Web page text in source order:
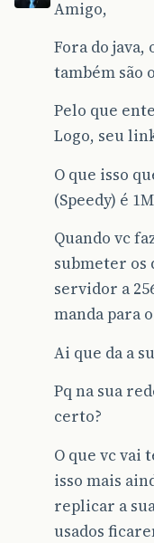
Amigo,
Fora do
também são
Pelo que
Logo, seu
O que isso
(Speedy) é
Quando vc
submeter os
servidor a
manda para
Ai que da a
Pq na sua
certo?
O que vc vai
isso mais
replicar a
usados